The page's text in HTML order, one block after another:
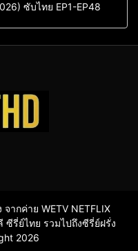
ย์จีนซับไทย
ซับไทย EP1-EP48
ากค่าย WETV NETFLIX
ซีรี่ย์ไทย รวมไปถึงซีรี่ย์ฝรั่ง
2026